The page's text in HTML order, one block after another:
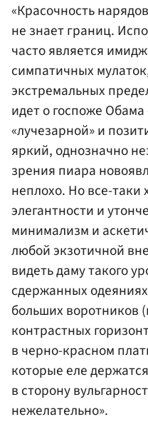
«Красочность
не знает границ.
часто является
симпатичных
экстремальных
идет о госпоже
«лучезарной» и
яркий, однозначно
зрения пиара
неплохо. Но все-таки
элегантности и
минимализм и
любой экзотичной
видеть даму такого
сдержанных
больших воротников
контрастных
в черно-красном
которые еле
в сторону
нежелательно».